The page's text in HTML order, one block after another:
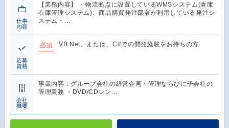
仕事
内容
【業務内容】 ・物流拠点に設置しているWMSシステム(倉庫
在庫管理システム)、商品購買発注部署が利用している発注シ
ステム・…
応募
資格
必須 VB.Net、または、C#での開発経験をお持ちの方
会社
概要
事業内容：グループ会社の経営企画・管理ならびに子会社の
管理業務 ・DVD/CDレン…